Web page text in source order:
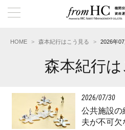
HOME 森本紀行はこう見る 2026年
森本紀行
2026 07 30
公共施設の
夫が不可欠